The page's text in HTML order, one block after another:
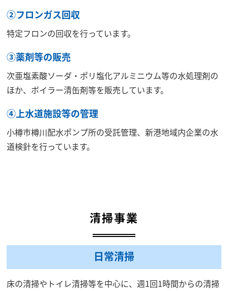
②フロンガス回収
特定フロンの回収を行っています。
③薬剤等の販売
次亜塩素酸ソーダ・ポリ塩化アルミニウム等の水処理剤の
ほか、ボイラー清缶剤等を販売しています。
④上水道施設等の管理
小樽市樽川配水ポンプ所の受託管理、新港地域内企業の水
道検針を行っています。
清掃事業
日常清掃
床の清掃やトイレ清掃等を中心に、週1回1時間からの清掃